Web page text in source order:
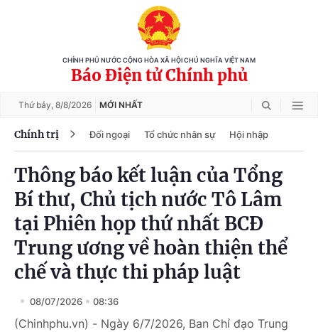
CHÍNH PHỦ NƯỚC CỘNG HÒA XÃ HỘI CHỦ NGHĨA VIỆT NAM
Báo Điện tử Chính phủ
Thứ bảy, 8/8/2026 MỚI NHẤT
Chính trị Đối ngoại Tổ chức nhân sự Hội nhập
Thông báo kết luận của Tổng
Bí thư, Chủ tịch nước Tô Lâm
tại Phiên họp thứ nhất BCĐ
Trung ương về hoàn thiện thể
chế và thực thi pháp luật
08/07/2026 08:36
(Chinhphu.vn) - Ngày 6/7/2026, Ban Chỉ đạo Trung